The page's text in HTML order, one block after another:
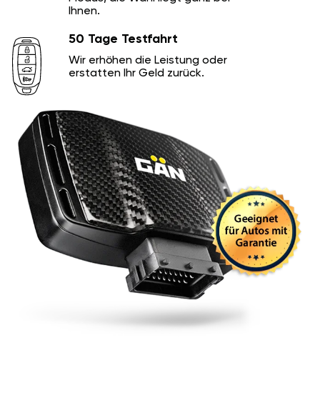
Ihnen.
50 Tage Testfahrt
Wir erhöhen die Leistung oder
erstatten Ihr Geld zurück.